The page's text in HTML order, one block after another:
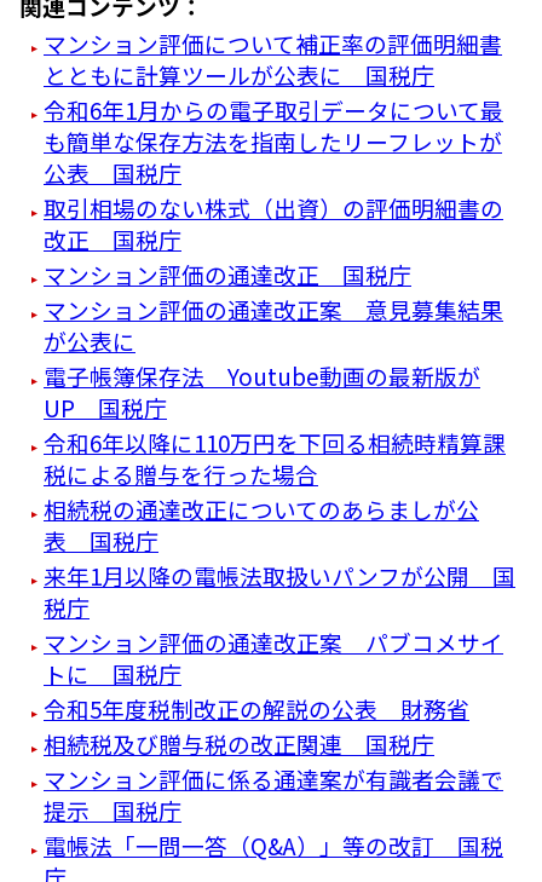
マンション評価について補正率の評価明細書
とともに計算ツールが公表に 国税庁
令和6年1月からの電子取引データについて最
も簡単な保存方法を指南したリーフレットが
公表 国税庁
取引相場のない株式（出資）の評価明細書の
改正 国税庁
マンション評価の通達改正 国税庁
マンション評価の通達改正案 意見募集結果
が公表に
電子帳簿保存法 Youtube動画の最新版が
UP 国税庁
令和6年以降に110万円を下回る相続時精算課
税による贈与を行った場合
相続税の通達改正についてのあらましが公
表 国税庁
来年1月以降の電帳法取扱いパンフが公開 国
税庁
マンション評価の通達改正案 パブコメサイ
トに 国税庁
令和5年度税制改正の解説の公表 財務省
相続税及び贈与税の改正関連 国税庁
マンション評価に係る通達案が有識者会議で
提示 国税庁
電帳法「一問一答（Q&A）」等の改訂 国税